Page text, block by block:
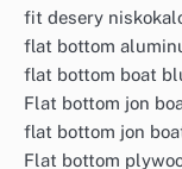
fit desery
flat bottom
flat bottom boat
Flat bottom jon
flat bottom jon
Flat bottom